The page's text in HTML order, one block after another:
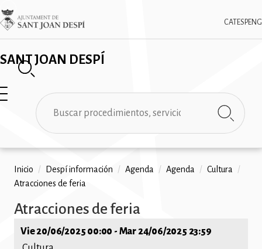
Pasar
al
contenido
SANT JOAN DESPÍ
CAT ESPENG
Imatge
✕
Buscar
Ruta
de
navegación
Inicio / Despí información / Agenda / Agenda / Cultura
/
Atracciones de feria
Atracciones de feria
Vie 20/06/2025 00:00 - Mar 24/06/2025 23:59